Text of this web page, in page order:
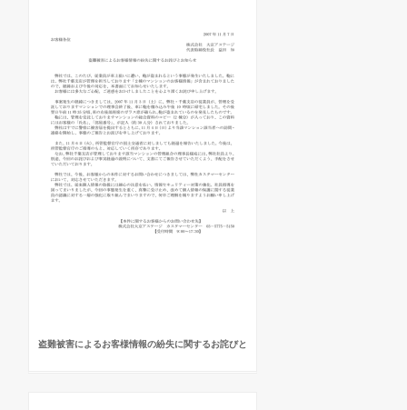
盗難被害によるお客様情報の紛失に関するお詫びと